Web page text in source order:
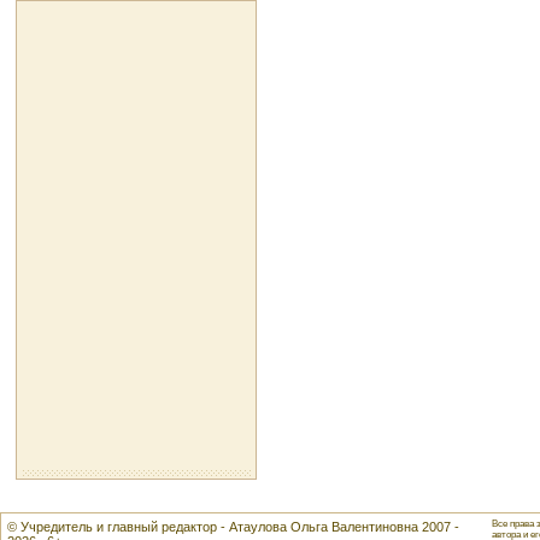
© Учредитель и главный редактор - Атаулова Ольга Валентиновна 2007 -
Все права
автора и